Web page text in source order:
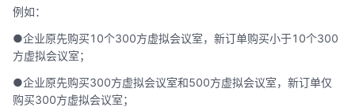
例如：
●企业原先购买10个300方虚拟会议室，新订单购买小于10个300
方虚拟会议室；
●企业原先购买300方虚拟会议室和500方虚拟会议室，新订单仅
购买300方虚拟会议室；